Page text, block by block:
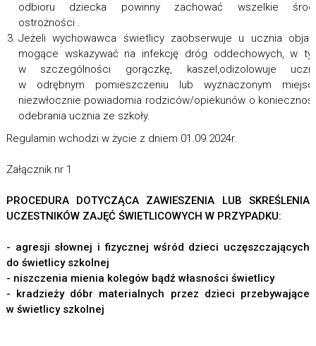
odbioru dziecka powinny zachować wszelkie
ostrożności .
Jeżeli wychowawca świetlicy zaobserwuje u ucznia
mogące wskazywać na infekcję dróg oddechowych, w
w szczególności gorączkę, kaszel,odizolowuje
w odrębnym pomieszczeniu lub wyznaczonym
niezwłocznie powiadomia rodziców/opiekunów o
odebrania ucznia ze szkoły.
Regulamin wchodzi w życie z dniem 01.09.2024r.
Załącznik nr 1
PROCEDURA DOTYCZĄCA ZAWIESZENIA LUB SKREŚLENIA
UCZESTNIKÓW ZAJĘĆ ŚWIETLICOWYCH W PRZYPADKU:
- agresji słownej i fizycznej wśród dzieci uczęszczających
do świetlicy szkolnej
- niszczenia mienia kolegów bądź własności świetlicy
- kradzieży dóbr materialnych przez dzieci przebywające
w świetlicy szkolnej